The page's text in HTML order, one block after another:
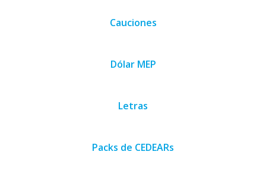
Cauciones
Dólar MEP
Letras
Packs de CEDEARs